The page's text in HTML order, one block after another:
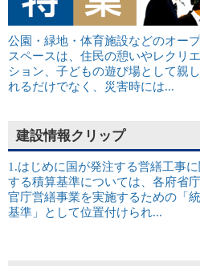
公園・緑地・体育施設などのオー
スペースは、住民の憩いやレクリ
ション、子どもの遊び場として親
れるだけでなく、災害時には...
建設情報クリップ
1.はじめに国が発注する営繕工事に
する積算基準については、各府省
官庁営繕事業を実施するための「
基準」として位置付けられ...